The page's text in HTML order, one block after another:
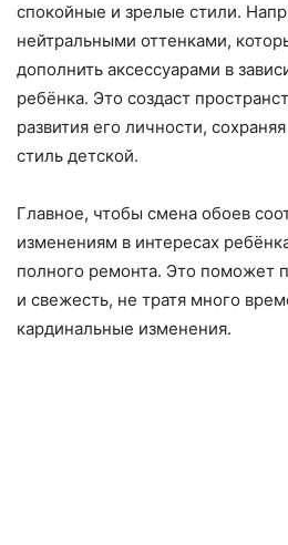
спокойные и зрелые стили.
нейтральными оттенками,
дополнить аксессуарами в
ребёнка. Это создаст
развития его личности,
стиль детской.
Главное, чтобы смена обоев
изменениям в интересах
полного ремонта. Это поможет
и свежесть, не тратя много
кардинальные изменения.